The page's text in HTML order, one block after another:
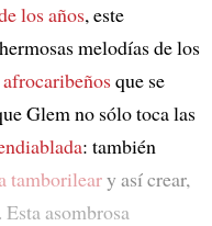
los años, este
melodías de los
que se
Glem no sólo toca las
: también
tamborileary así crear,
. Esta asombrosa